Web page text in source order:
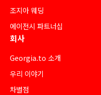
조지아 웨딩
에이전시 파트너십
회사
Georgia.to 소개
우리 이야기
차별점